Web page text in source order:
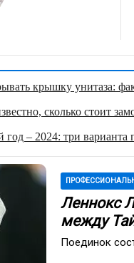
крышку унитаза:
сколько стоит
– 2024: три варианта
Леннокс
между
Поединок